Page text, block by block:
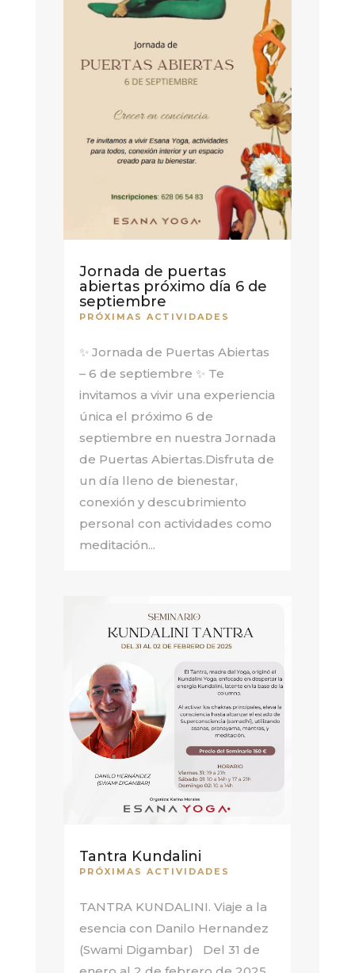
Jornada de puertas
abiertas próximo día 6 de
septiembre
PRÓXIMAS ACTIVIDADES
✨ Jornada de Puertas Abiertas
– 6 de septiembre ✨ Te
invitamos a vivir una experiencia
única el próximo 6 de
septiembre en nuestra Jornada
de Puertas Abiertas.Disfruta de
un día lleno de bienestar,
conexión y descubrimiento
personal con actividades como
meditación...
Tantra Kundalini
PRÓXIMAS ACTIVIDADES
TANTRA KUNDALINI. Viaje a la
esencia con Danilo Hernandez
(Swami Digambar) Del 31 de